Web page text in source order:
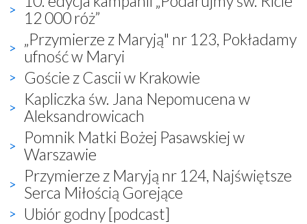
12 000 róż”
„Przymierze z Maryją" nr 123, Pokładamy
ufność w Maryi
Goście z Cascii w Krakowie
Kapliczka św. Jana Nepomucena w
Aleksandrowicach
Pomnik Matki Bożej Pasawskiej w
Warszawie
Przymierze z Maryją nr 124, Najświętsze
Serca Miłością Gorejące
Ubiór godny [podcast]